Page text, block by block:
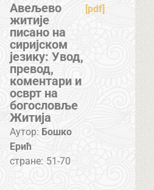
Авељево
житије
писано на
сиријском
језику: Увод,
превод,
коментари и
осврт на
богословље
Житија
[pdf]
Аутор: Бошко
Ерић
стране: 51-70